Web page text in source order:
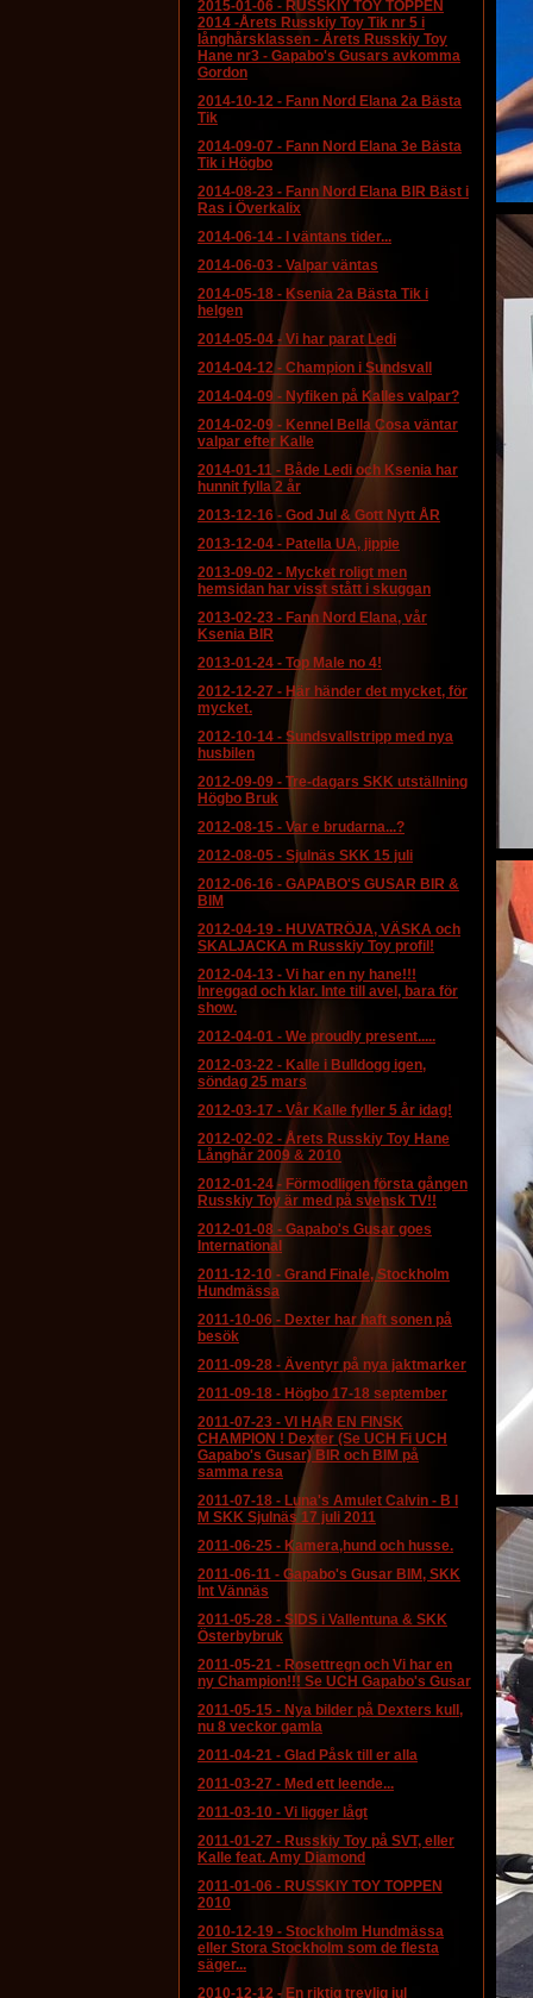
2015-01-06 - RUSSKIY TOY TOPPEN
2014 -Årets Russkiy Toy Tik nr 5 i
långhårsklassen - Årets Russkiy Toy
Hane nr3 - Gapabo's Gusars avkomma
Gordon
2014-10-12 - Fann Nord Elana 2a Bästa
Tik
2014-09-07 - Fann Nord Elana 3e Bästa
Tik i Högbo
2014-08-23 - Fann Nord Elana BIR Bäst i
Ras i Överkalix
2014-06-14 -
I väntans tider...
2014-06-03 - Valpar väntas
2014-05-18 - Ksenia 2a Bästa Tik i
helgen
2014-05-04 - Vi har parat Ledi
2014-04-12- Champion i Sundsvall
2014-04-09 - Nyfiken på Kalles valpar?
2014-02-09 - Kennel Bella Cosa väntar
valpar efter Kalle
2014-01-11 - Både Ledi och Ksenia har
hunnit fylla 2 år
2013-12-16 - God Jul & Gott Nytt ÅR
2013-12-04 - Patella UA, jippie
2013-09-02 - Mycket roligt men
hemsidan har visst stått i skuggan
2013-02-23 - Fann Nord Elana, vår
Ksenia BIR
2013-01-24 - Top Male no 4!
2012-12-27 - Här händer det mycket, för
mycket.
2012-10-14 - Sundsvallstripp med nya
husbilen
2012-09-09 - Tre-dagars SKK utställning
Högbo Bruk
2012-08-15 - Var e brudarna...?
2012-08-05 - Sjulnäs SKK 15 juli
2012-06-16 - GAPABO'S GUSAR BIR &
BIM
2012-04-19 - HUVATRÖJA, VÄSKA och
SKALJACKA m Russkiy Toy profil!
2012-04-13 - Vi har en ny hane!!!
Inreggad och klar. Inte till avel, bara för
show.
2012-04-01 - We proudly present.....
2012-03-22 - Kalle i Bulldogg igen,
söndag 25 mars
2012-03-17 - Vår Kalle fyller 5 år idag!
2012-02-02 - Årets Russkiy Toy Hane
Långhår 2009 & 2010
2012-01-24- Förmodligen första gången
Russkiy Toy är med på svensk TV!!
2012-01-08 - Gapabo's Gusar goes
International
2011-12-10 - Grand Finale, Stockholm
Hundmässa
2011-10-06 - Dexter har haft sonen på
besök
2011-09-28 - Äventyr på nya jaktmarker
2011-09-18 - Högbo 17-18 september
2011-07-23 - VI HAR EN FINSK
CHAMPION ! Dexter (Se UCH Fi UCH
Gapabo's Gusar) BIR och BIM på
samma resa
2011-07-18 - Luna's Amulet Calvin - B I
M SKK Sjulnäs 17 juli 2011
2011-06-25 - Kamera,hund och husse.
2011-06-11 - Gapabo's Gusar BIM, SKK
Int Vännäs
2011-05-28 - SIDS i Vallentuna & SKK
Österbybruk
2011-05-21 - Rosettregn och Vi har en
ny Champion!!! Se UCH Gapabo's Gusar
2011-05-15 - Nya bilder på Dexters kull,
nu 8 veckor gamla
2011-04-21 - Glad Påsk till er alla
2011-03-27 - Med ett leende...
2011-03-10 - Vi ligger lågt
2011-01-27 - Russkiy Toy på SVT, eller
Kalle feat. Amy Diamond
2011-01-06 - RUSSKIY TOY TOPPEN
2010
2010-12-19 - Stockholm Hundmässa
eller Stora Stockholm som de flesta
säger...
2010-12-12 - En riktig trevlig jul